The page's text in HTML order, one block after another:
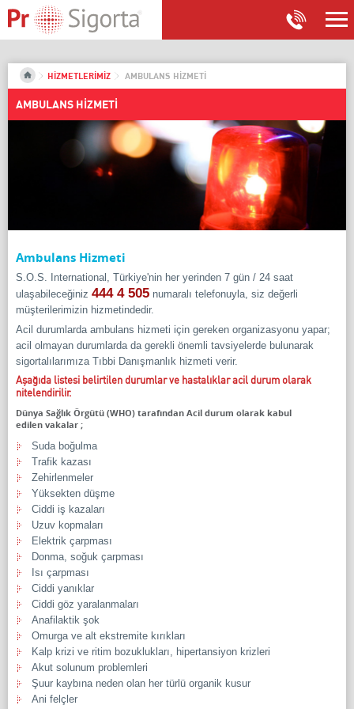
HİZMETLERİMİZ AMBULANS HİZMETİ
AMBULANS HİZMETİ
Ambulans Hizmeti
S.O.S. International, Türkiye'nin her yerinden 7 gün / 24 saat
ulaşabileceğiniz 444 4 505 numaralı telefonuyla, siz değerli
müşterilerimizin hizmetindedir.
Acil durumlarda ambulans hizmeti için gereken organizasyonu yapar;
acil olmayan durumlarda da gerekli önemli tavsiyelerde bulunarak
sigortalılarımıza Tıbbi Danışmanlık hizmeti verir.
Aşağıda listesi belirtilen durumlar ve hastalıklar acil durum olarak
nitelendirilir.
Dünya Sağlık Örgütü (WHO) tarafından Acil durum olarak kabul
edilen vakalar ;
Suda boğulma
Trafik kazası
Zehirlenmeler
Yüksekten düşme
Ciddi iş kazaları
Uzuv kopmaları
Elektrik çarpması
Donma, soğuk çarpması
Isı çarpması
Ciddi yanıklar
Ciddi göz yaralanmaları
Anafilaktik şok
Omurga ve alt ekstremite kırıkları
Kalp krizi ve ritim bozuklukları, hipertansiyon krizleri
Akut solunum problemleri
Şuur kaybına neden olan her türlü organik kusur
Ani felçler